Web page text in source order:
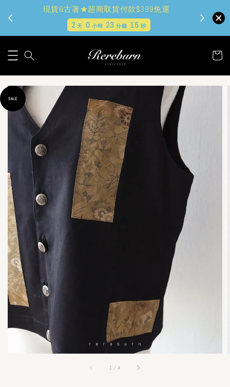
現貨&古著★超商取貨付款$399免運
2天 0小時 23分鐘 14秒
1 /4
SALE